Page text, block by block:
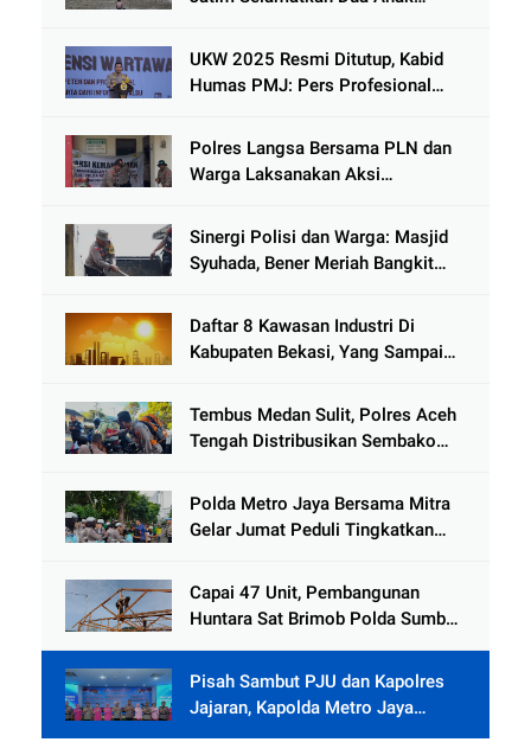
Kenjeran
UKW 2025 Resmi Ditutup, Kabid
Humas PMJ: Pers Profesional
Hoaks
Polres Langsa Bersama PLN dan
Warga Laksanakan Aksi
Tamiang
Sinergi Polisi dan Warga: Masjid
Syuhada, Bener Meriah Bangkit
Daftar 8 Kawasan Industri Di
Kabupaten Bekasi, Yang Sampai
Tembus Medan Sulit, Polres Aceh
Tengah Distribusikan Sembako
Jamat
Polda Metro Jaya Bersama Mitra
Gelar Jumat Peduli Tingkatkan
Capai 47 Unit, Pembangunan
Huntara Sat Brimob Polda Sumbar
Pisah Sambut PJU dan Kapolres
Jajaran, Kapolda Metro Jaya
Tekankan Pelayanan Publik